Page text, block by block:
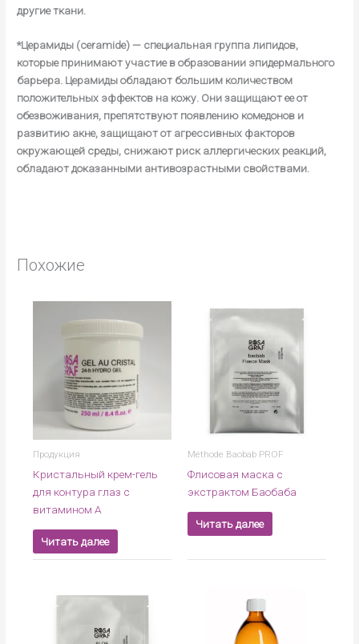
другие ткани.
*Церамиды (ceramide) — специальная группа липидов,
которые принимают участие в образовании эпидермального
барьера. Церамиды обладают большим количеством
положительных эффектов на кожу. Они защищают ее от
обезвоживания, препятствуют появлению комедонов и
развитию акне, защищают от агрессивных факторов
окружающей среды, снижают риск аллергических реакций,
обладают доказанными антивозрастными свойствами.
Похожие
Продукция
Кристальный крем-гель
для контура глаз с
витамином А
Читать далее
Méthode Baobab PROF
Флисовая маска с
экстрактом Баобаба
Читать далее